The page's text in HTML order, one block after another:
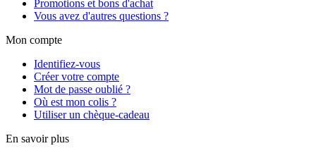
Promotions et bons d'achat
Vous avez d'autres questions ?
Mon compte
Identifiez-vous
Créer votre compte
Mot de passe oublié ?
Où est mon colis ?
Utiliser un chèque-cadeau
En savoir plus